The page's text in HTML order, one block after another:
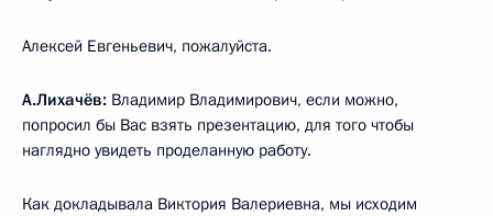
Алексей Евгеньевич, пожалуйста.
А.Лихачёв: Владимир Владимирович, если можно,
попросил бы Вас взять презентацию, для того чтобы
наглядно увидеть проделанную работу.
Как докладывала Виктория Валериевна, мы исходим